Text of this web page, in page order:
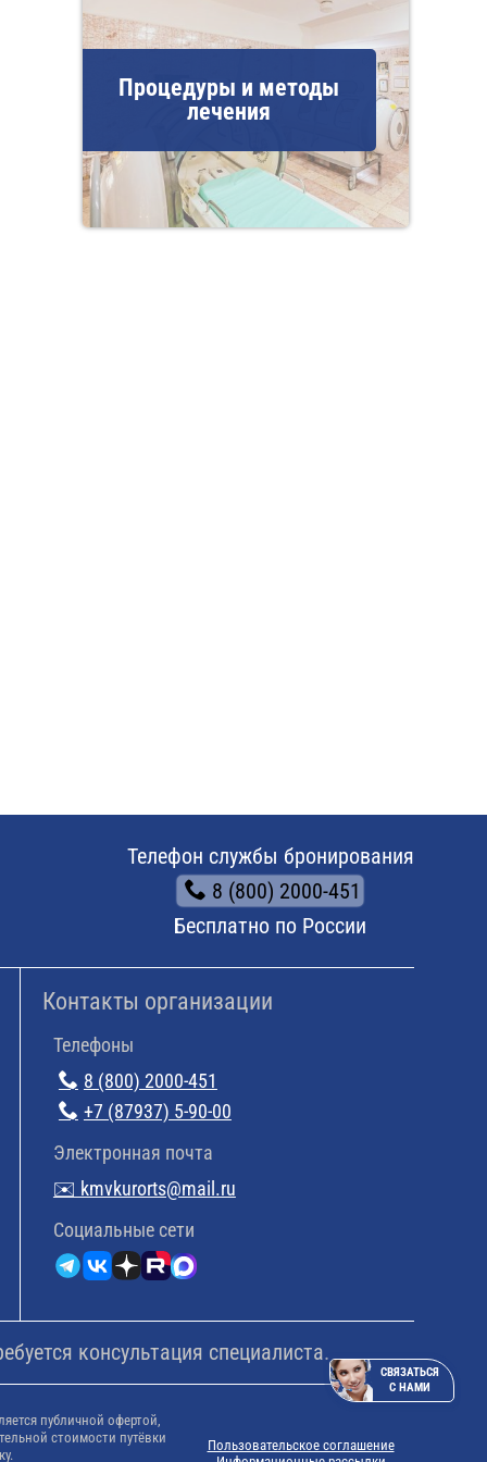
Процедуры и методы
лечения
Телефон службы бронирования
8 (800) 2000-451
Бесплатно по России
Контакты организации
Телефоны
8 (800) 2000-451
+7 (87937) 5-90-00
Электронная почта
✉️ kmvkurorts@mail.ru
Cоциальные сети
консультация специалиста.
публичной офертой,
стоимости путёвки
Пользовательское соглашение
СВЯЗАТЬСЯ
С НАМИ